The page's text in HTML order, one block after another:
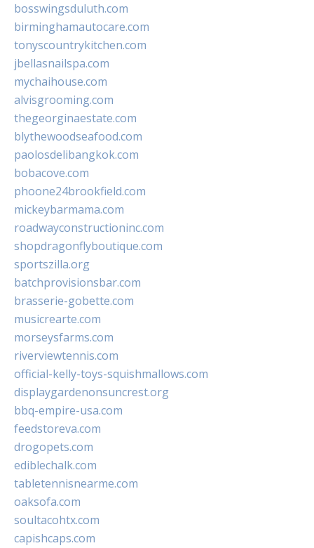
bosswingsduluth.com
birminghamautocare.com
tonyscountrykitchen.com
jbellasnailspa.com
mychaihouse.com
alvisgrooming.com
thegeorginaestate.com
blythewoodseafood.com
paolosdelibangkok.com
bobacove.com
phoone24brookfield.com
mickeybarmama.com
roadwayconstructioninc.com
shopdragonflyboutique.com
sportszilla.org
batchprovisionsbar.com
brasserie-gobette.com
musicrearte.com
morseysfarms.com
riverviewtennis.com
official-kelly-toys-squishmallows.com
displaygardenonsuncrest.org
bbq-empire-usa.com
feedstoreva.com
drogopets.com
ediblechalk.com
tabletennisnearme.com
oaksofa.com
soultacohtx.com
capishcaps.com